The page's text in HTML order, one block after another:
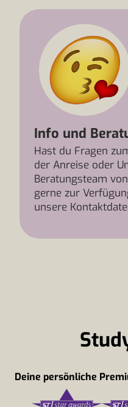
Info und
Hast du Fragen
der Anreise oder
Beratungsteam
gerne zur
unsere
Deine persönliche